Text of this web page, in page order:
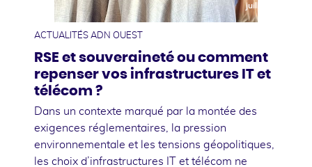
juillet
ACTUALITÉS ADN OUEST
RSE et souveraineté ou comment
repenser vos infrastructures IT et
télécom ?
Dans un contexte marqué par la montée des
exigences réglementaires, la pression
environnementale et les tensions géopolitiques,
les choix d’infrastructures IT et télécom ne